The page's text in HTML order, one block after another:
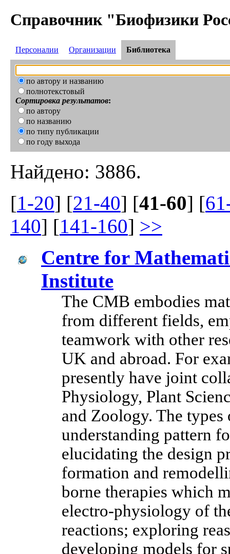
Справочник "Биофизики
Персоналии Организации Библиотека
по автору и названию
полнотекстовый
Сортировка результатов:
по автору
по названию
по типу публикации
по году выхода
Найдено: 3886.
[1-20] [21-40] [41-60] [
140] [141-160] >>
Centre for
Institute
The CMB embodies
from different fields,
teamwork with other
UK and abroad. For
presently have joint
Physiology, Plant
and Zoology. The
understanding pattern
elucidating the design
formation and
borne therapies which
electro-physiology of
reactions; exploring
developing models for